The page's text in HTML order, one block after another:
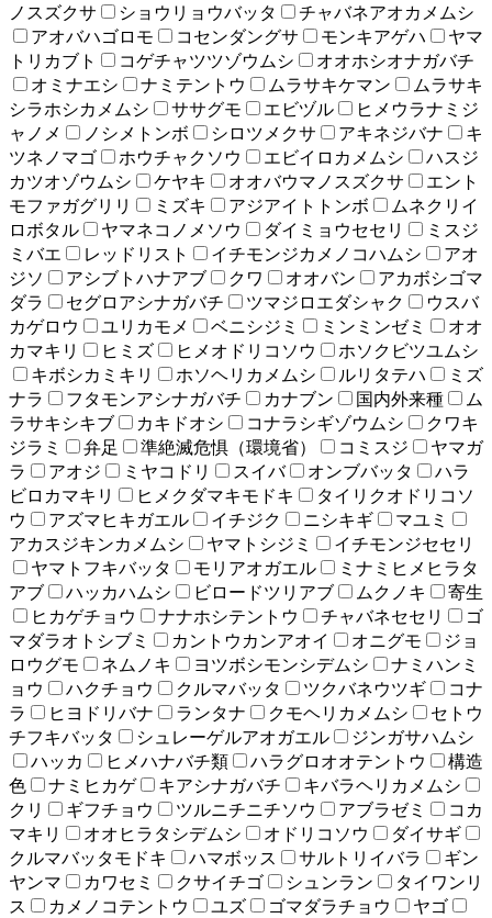
ノスズクサ
ショウリョウバッタ
チャバネアオカメムシ
アオバハゴロモ
コセンダングサ モンキアゲハ
ヤマ
トリカブト
コゲチャツツゾウムシ
オオホシオナガバチ
オミナエシ
ナミテントウ ムラサキケマン
ムラサキ
シラホシカメムシ
ササグモ エビヅル
ヒメウラナミジ
ャノメ
ノシメトンボ シロツメクサ アキネジバナ
キ
ツネノマゴ
ホウチャクソウ エビイロカメムシ
ハスジ
カツオゾウムシ
ケヤキ オオバウマノスズクサ
エント
モファガグリリ
ミズキ アジアイトトンボ
ムネクリイ
ロボタル
ヤマネコノメソウ ダイミョウセセリ
ミスジ
ミバエ
レッドリスト イチモンジカメノコハムシ
アオ
ジソ
アシブトハナアブ クワ オオバン
アカボシゴマ
ダラ
セグロアシナガバチ ツマジロエダシャク
ウスバ
カゲロウ
ユリカモメ ベニシジミ ミンミンゼミ
オオ
カマキリ
ヒミズ ヒメオドリコソウ
ホソクビツユムシ
キボシカミキリ
ホソヘリカメムシ ルリタテハ
ミズ
ナラ
フタモンアシナガバチ カナブン 国内外来種
ム
ラサキシキブ
カキドオシ コナラシギゾウムシ
クワキ
ジラミ
弁足 準絶滅危惧（環境省） コミスジ
ヤマガ
ラ
アオジ ミヤコドリ スイバ オンブバッタ
ハラ
ビロカマキリ
ヒメクダマキモドキ
タイリクオドリコソ
ウ
アズマヒキガエル イチジク ニシキギ
マユミ
アカスジキンカメムシ
ヤマトシジミ
イチモンジセセリ
ヤマトフキバッタ
モリアオガエル
ミナミヒメヒラタ
アブ
ハッカハムシ ビロードツリアブ ムクノキ
寄生
ヒカゲチョウ
ナナホシテントウ チャバネセセリ
ゴ
マダラオトシブミ
カントウカンアオイ オニグモ
ジョ
ロウグモ
ネムノキ ヨツボシモンシデムシ
ナミハンミ
ョウ
ハクチョウ クルマバッタ ツクバネウツギ
コナ
ラ
ヒヨドリバナ ランタナ クモヘリカメムシ
セトウ
チフキバッタ
シュレーゲルアオガエル
ジンガサハムシ
ハッカ
ヒメハナバチ類 ハラグロオオテントウ
構造
色
ナミヒカゲ キアシナガバチ
キバラヘリカメムシ
クリ
ギフチョウ ツルニチニチソウ アブラゼミ
コカ
マキリ
オオヒラタシデムシ オドリコソウ
ダイサギ
クルマバッタモドキ
ハマボッス サルトリイバラ
ギン
ヤンマ
カワセミ クサイチゴ シュンラン
タイワンリ
ス
カメノコテントウ ユズ ゴマダラチョウ
ヤゴ